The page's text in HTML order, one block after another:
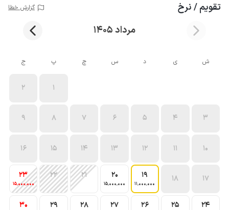
تقویم / نرخ گزارش خطا
مرداد 1405
ش ی د س چ پ ج
1
2
3
4
5
6
7
8
9
10
11
12
13
14
15
16
17
18
19
11٬000٬000
20
15٬000٬000
21
22
23
15٬000٬000
24
25
26
27
28
29
30